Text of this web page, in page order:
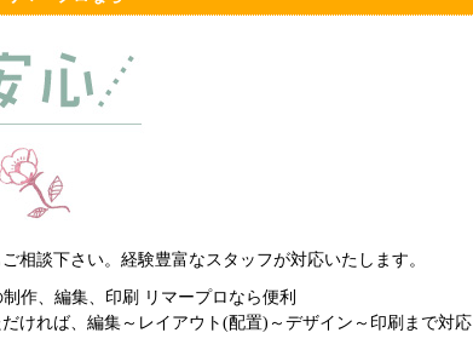
相談下さい。経験豊富なスタッフが対応いたします。
ければ、編集～レイアウト(配置)～デザイン～印刷まで対応